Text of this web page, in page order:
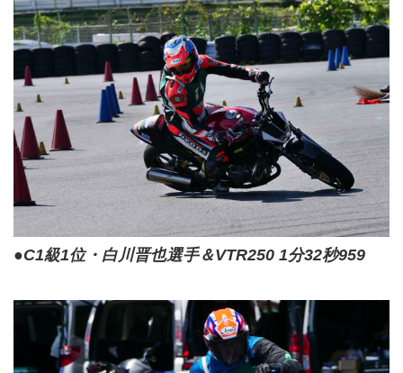
●C1級1位・白川晋也選手＆VTR250 1分32秒959